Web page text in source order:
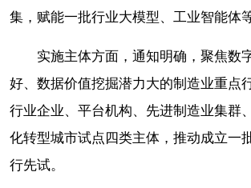
集，赋能一批行业大模型、工业智能体
实施主体方面，通知明确，聚焦数
好、数据价值挖掘潜力大的制造业重点
行业企业、平台机构、先进制造业集群
化转型城市试点四类主体，推动成立一
行先试。